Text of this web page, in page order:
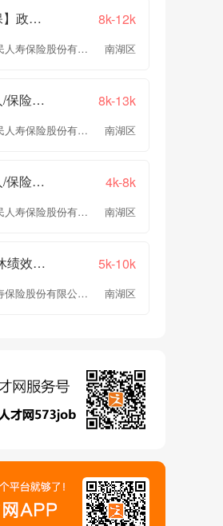
【中国人保】政企服务专员 8k-12k
中国人民人寿保险股份有限公司嘉兴市中心支公司 南湖区
保险经纪人/保险代理 8k-13k
中国人民人寿保险股份有限公司嘉兴市中心支公司 南湖区
保险经纪人/保险代理 4k-8k
中国人民人寿保险股份有限公司嘉兴市中心支公司 南湖区
收展员(双休绩效+提成) 5k-10k
中国人寿保险股份有限公司嘉兴市南湖区支公司 南湖区